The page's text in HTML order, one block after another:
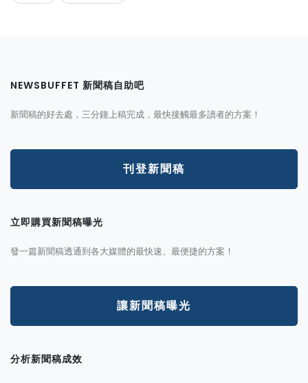
NEWSBUFFET 新聞稿自助吧
新聞稿的好去處，三分鐘上稿完成，最快接觸最多讀者的方案！
刊登新聞稿
立即購買新聞稿曝光
發一篇新聞稿透通到各大媒體的最快速、最便捷的方案！
讓新聞稿曝光
分析新聞稿成效